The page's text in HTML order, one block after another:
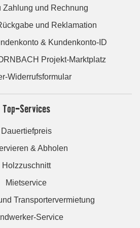
Zahlung und Rechnung
und Reklamation
& Kundenkonto-ID
Projekt-Marktplatz
Widerrufsformular
Top-Services
Dauertiefpreis
& Abholen
Holzzuschnitt
Mietservice
Transportervermietung
Service